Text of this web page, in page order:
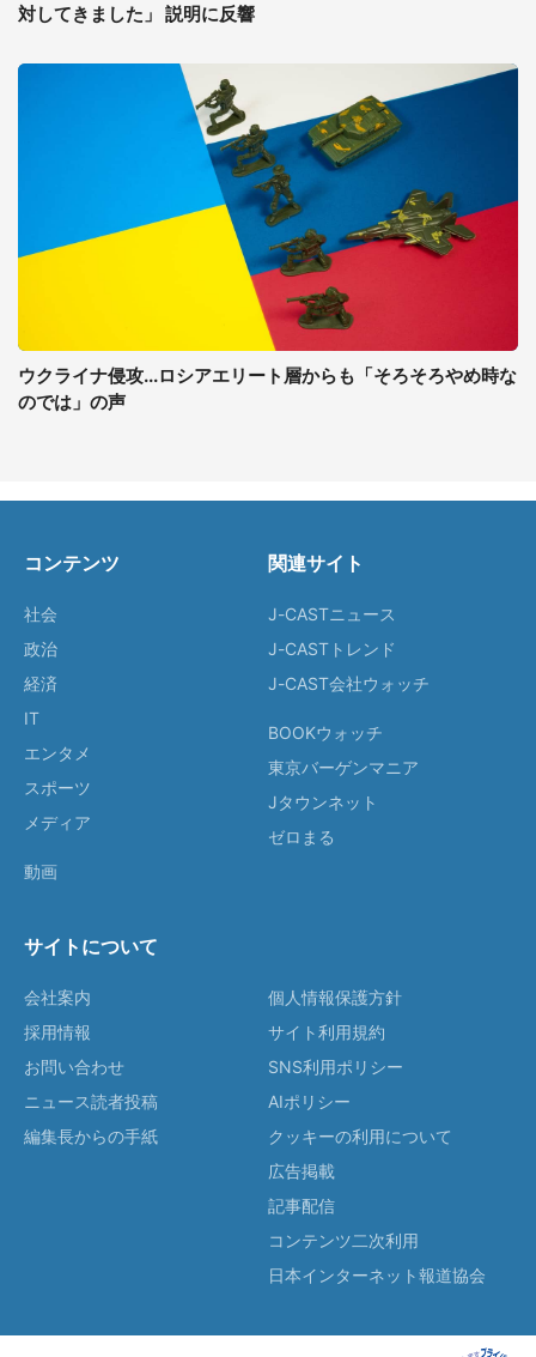
対してきました」 説明に反響
ウクライナ侵攻...ロシアエリート層からも「そろそろやめ時な
のでは」の声
コンテンツ
社会
政治
経済
IT
エンタメ
スポーツ
メディア
動画
関連サイト
J-CASTニュース
J-CASTトレンド
J-CAST会社ウォッチ
BOOKウォッチ
東京バーゲンマニア
Jタウンネット
ゼロまる
サイトについて
会社案内
採用情報
お問い合わせ
ニュース読者投稿
編集長からの手紙
個人情報保護方針
サイト利用規約
SNS利用ポリシー
AIポリシー
クッキーの利用について
広告掲載
記事配信
コンテンツ二次利用
日本インターネット報道協会